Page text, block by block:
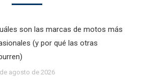
son las marcas de motos más
(y por qué las otras
agosto de 2026